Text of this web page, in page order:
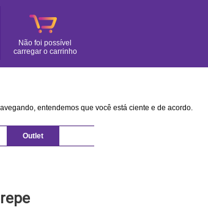
Não foi possível
carregar o carrinho
entendemos que você está ciente e de acordo.
Outlet